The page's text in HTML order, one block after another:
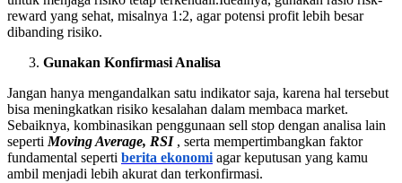
reward yang sehat, misalnya 1:2, agar potensi profit lebih besar
dibanding risiko.
Gunakan Konfirmasi Analisa
Jangan hanya mengandalkan satu indikator saja, karena hal tersebut
bisa meningkatkan risiko kesalahan dalam membaca market.
Sebaiknya, kombinasikan penggunaan sell stop dengan analisa lain
seperti Moving Average, RSI , serta mempertimbangkan faktor
fundamental seperti berita ekonomi agar keputusan yang kamu
ambil menjadi lebih akurat dan terkonfirmasi.